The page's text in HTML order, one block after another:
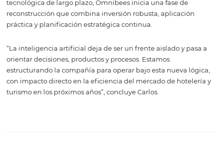
La estrategia también se apoya en un modelo abierto
innovación. “Obviamente no estamos intentando
internamente; contamos con alianzas y estamos
nuevas. El futuro exige pensar en una arquitectura
herramientas de IA. Tenemos valores propietarios,
propios; nadie tiene más datos del sector en América
tanto en el ámbito de ocio como corporativo. En nuestra
plataforma se gestionan más de 46 millones de reservas